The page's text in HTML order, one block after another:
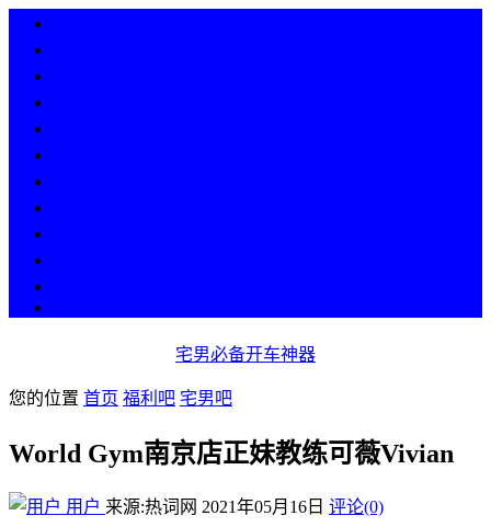
宅男必备开车神器
您的位置 首页 福利吧 宅男吧
World Gym南京店正妹教练可薇Vivian
用户 来源:热词网 2021年05月16日 评论(0)